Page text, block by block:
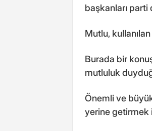
başkanları parti
Mutlu,
Burada bir
mutluluk
Önemli ve
yerine getirmek